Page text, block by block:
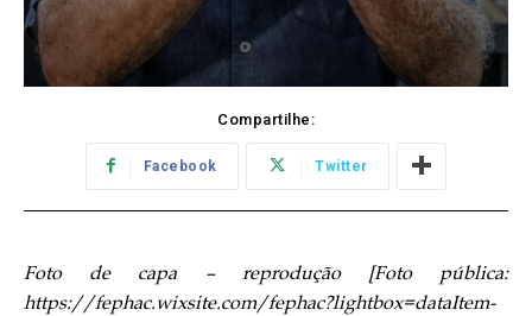
Compartilhe:
Facebook Twitter
Foto de capa – reprodução [Foto pública:
https://fephac.wixsite.com/fephac?lightbox=dataItem-